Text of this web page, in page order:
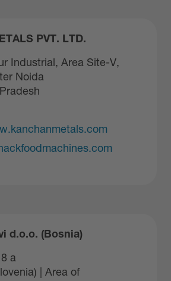
PVT. LTD.
Industrial, Area Site-V,
Noida
d.o.o. (Bosnia)
a
| Area of